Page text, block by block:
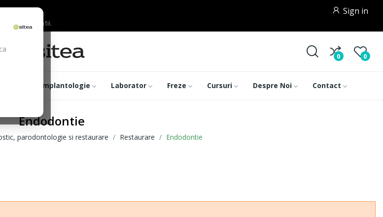
platii.
Sign in
0 0
Implantologie Laborator Freze Cursuri Despre Noi Contact
Endodontie
parodontologie si restaurare Restaurare Endodontie